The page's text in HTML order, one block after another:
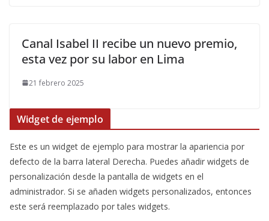
Canal Isabel II recibe un nuevo premio,
esta vez por su labor en Lima
21 febrero 2025
Widget de ejemplo
Este es un widget de ejemplo para mostrar la apariencia por
defecto de la barra lateral Derecha. Puedes añadir widgets de
personalización desde la pantalla de widgets en el
administrador. Si se añaden widgets personalizados, entonces
este será reemplazado por tales widgets.